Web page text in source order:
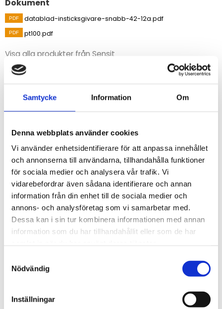
Samtycke Information Om
Denna webbplats använder cookies
Vi använder enhetsidentifierare för att anpassa innehållet
och annonserna till användarna, tillhandahålla funktioner
för sociala medier och analysera vår trafik. Vi
vidarebefordrar även sådana identifierare och annan
information från din enhet till de sociala medier och
annons- och analysföretag som vi samarbetar med.
Dessa kan i sin tur kombinera informationen med annan
information som du har tillhandahållit eller som de har
Nödvändig
Inställningar
Dokument
datablad-insticksgivare-snabb-42-12a.pdf
pt100.pdf
Visa alla produkter från Sensit
Beskrivning
Temperatursensor av instickstyp med snabb
responstid för temperaturmätning i rörledningar eller
liknande.
STÄLL EN FRÅGA OM PRODUKTEN
Specifikationer
Omdömen